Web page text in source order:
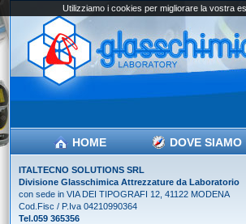
HOME DOVE SIAMO
ITALTECNO SOLUTIONS SRL
Divisione Glasschimica Attrezzature da Laboratorio
con sede in VIA DEI TIPOGRAFI 12, 41122 MODENA
Cod.Fisc / P.Iva 04210990364
Tel.059 365356
Utilizziamo i cookies per migliorare la vostra